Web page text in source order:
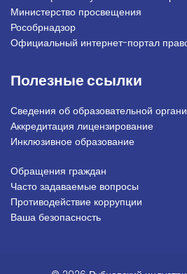
Министерство просвещения
Рособрнадзор
Официальный интернет-портал
Полезные ссылки
Сведения об образовательной
Аккредитация лицензирование
Инклюзивное образование
Подвал_право
Обращения граждан
Часто задаваемые вопросы
Противодействие коррупции
Ваша безопасность